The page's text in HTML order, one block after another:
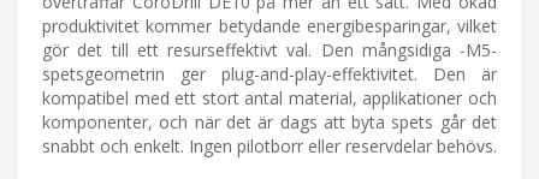
produktivitet kommer betydande energibesparingar, vilket
gör det till ett resurseffektivt val. Den mångsidiga -M5-
spetsgeometrin ger plug-and-play-effektivitet. Den är
kompatibel med ett stort antal material, applikationer och
komponenter, och när det är dags att byta spets går det
snabbt och enkelt. Ingen pilotborr eller reservdelar behövs.